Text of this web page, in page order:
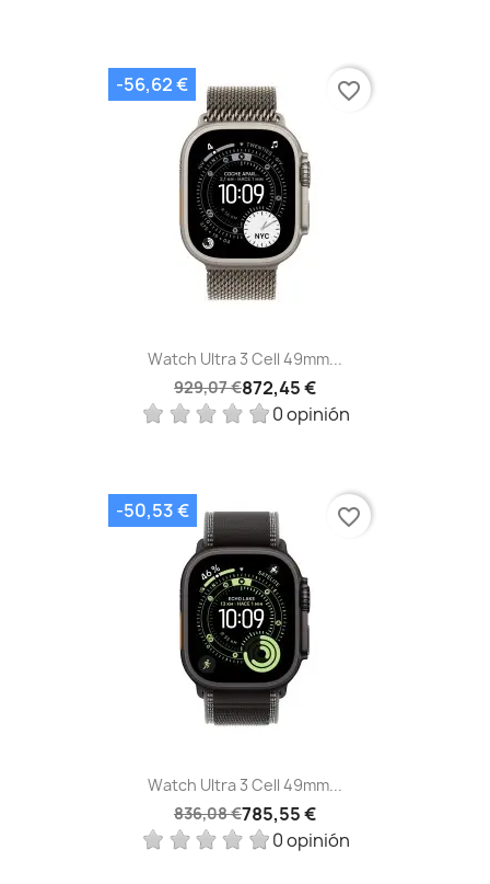
Watch Ultra 3 Cell 49mm...
929,07 €872,45 €
0 opinión
-56,62 € favorite_border
Watch Ultra 3 Cell 49mm...
836,08 €785,55 €
0 opinión
-50,53 € favorite_border